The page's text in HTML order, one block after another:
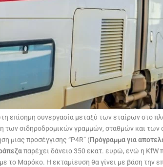
επίσημη συνεργασία μεταξύ των εταίρων στο
των σιδηροδρομικών γραμμών, σταθμών και
μιας προσέγγισης “P4R” (Πρόγραμμα για
παρέχει δάνειο 350 εκατ. ευρώ, ενώ η KfW
με το Μαρόκο. Η εκταμίευση θα γίνει με βάση